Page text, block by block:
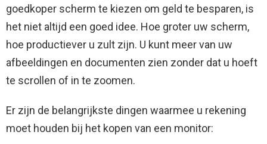
goedkoper scherm te kiezen om geld te besparen, is
het niet altijd een goed idee. Hoe groter uw scherm,
hoe productiever u zult zijn. U kunt meer van uw
afbeeldingen en documenten zien zonder dat u hoeft
te scrollen of in te zoomen.
Er zijn de belangrijkste dingen waarmee u rekening
moet houden bij het kopen van een monitor: